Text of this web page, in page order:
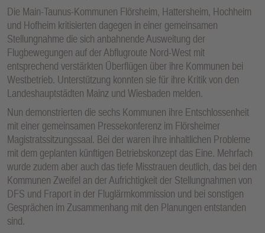
Die Main-Taunus-Kommunen Flörsheim, Hattersheim, Hochheim
und Hofheim kritisierten dagegen in einer gemeinsamen
Stellungnahme die sich anbahnende Ausweitung der
Flugbewegungen auf der Abflugroute Nord-West mit
entsprechend verstärkten Überflügen über ihre Kommunen bei
Westbetrieb. Unterstützung konnten sie für ihre Kritik von den
Landeshauptstädten Mainz und Wiesbaden melden.
Nun demonstrierten die sechs Kommunen ihre Entschlossenheit
mit einer gemeinsamen Pressekonferenz im Flörsheimer
Magistratssitzungssaal. Bei der waren ihre inhaltlichen Probleme
mit dem geplanten künftigen Betriebskonzept das Eine. Mehrfach
wurde zudem aber auch das tiefe Misstrauen deutlich, das bei den
Kommunen Zweifel an der Aufrichtigkeit der Stellungnahmen von
DFS und Fraport in der Fluglärmkommission und bei sonstigen
Gesprächen im Zusammenhang mit den Planungen entstanden
sind.